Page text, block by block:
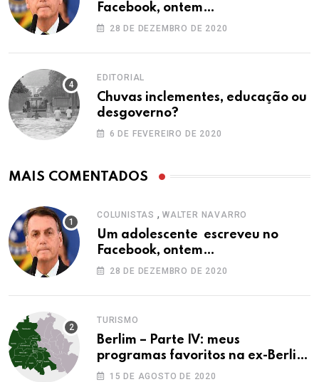
Facebook, ontem…
28 DE DEZEMBRO DE 2020
EDITORIAL
Chuvas inclementes, educação ou
desgoverno?
6 DE FEVEREIRO DE 2020
MAIS COMENTADOS
COLUNISTAS , WALTER NAVARRO
Um adolescente escreveu no
Facebook, ontem…
28 DE DEZEMBRO DE 2020
TURISMO
Berlim – Parte IV: meus
programas favoritos na ex-Berlim
Ocidental
15 DE AGOSTO DE 2020